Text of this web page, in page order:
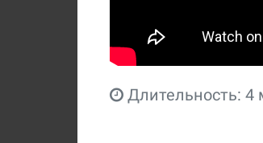
Длительность: 4